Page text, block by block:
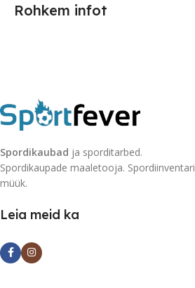
Rohkem infot
Spordikaubad ja sporditarbed.
Spordikaupade maaletooja. Spordiinventari
müük.
Leia meid ka